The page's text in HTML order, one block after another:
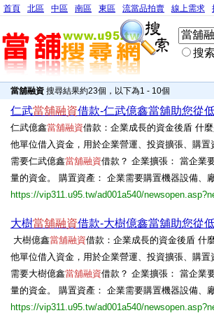
首頁 北區 中區 南區 東區 流當品拍賣 線上需求
搜
當舖融資 搜尋結果約23個，以下為1 - 10個
仁武當舖融資借款-仁武億鑫當舖助您從
仁武億鑫當舖融資借款：企業成長的資金後盾 什
他單位借入資金，用於企業營運、投資擴張、購
需要仁武億鑫當舖融資借款？ 企業擴張： 當企業
量的資金。 購置資產： 企業需要購置機器設備、
https://vip311.u95.tw/ad001a540/
大樹當舖融資借款-大樹億鑫當舖助您從
大樹億鑫當舖融資借款：企業成長的資金後盾 什
他單位借入資金，用於企業營運、投資擴張、購
需要大樹億鑫當舖融資借款？ 企業擴張： 當企業
量的資金。 購置資產： 企業需要購置機器設備、
https://vip311.u95.tw/ad001a540/